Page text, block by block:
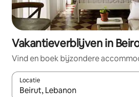
Vakantieverblijven in
Vind en boek bijzondere
Locatie
Wanneer er resultaten beschikbaar